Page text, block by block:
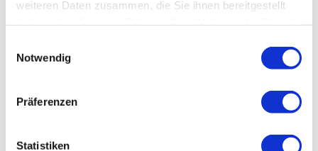
weiteren Daten zusammen, die Sie ihnen bereitgestellt
Notwendig
Präferenzen
Statistiken